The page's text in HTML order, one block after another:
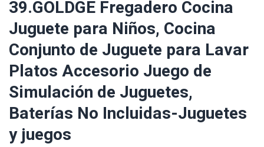
39.GOLDGE Fregadero Cocina
Juguete para Niños, Cocina
Conjunto de Juguete para Lavar
Platos Accesorio Juego de
Simulación de Juguetes,
Baterías No Incluidas-Juguetes
y juegos